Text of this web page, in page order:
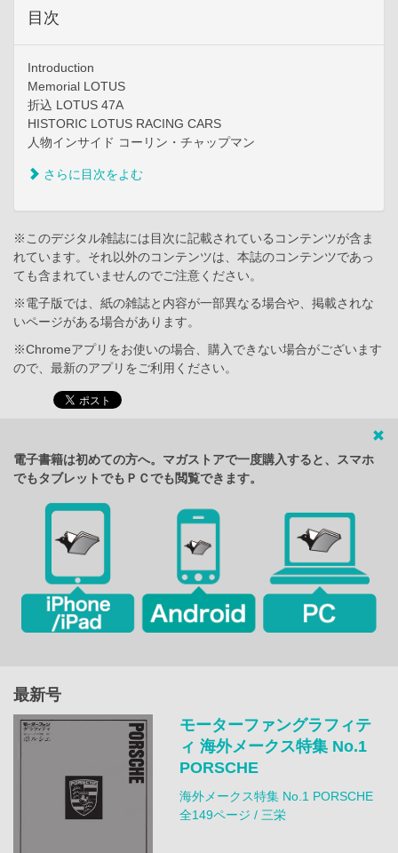
目次
Introduction
Memorial LOTUS
折込 LOTUS 47A
HISTORIC LOTUS RACING CARS
人物インサイド コーリン・チャップマン
さらに目次をよむ
※このデジタル雑誌には目次に記載されているコンテンツが含ま
れています。それ以外のコンテンツは、本誌のコンテンツであっ
ても含まれていませんのでご注意ください。
※電子版では、紙の雑誌と内容が一部異なる場合や、掲載されな
いページがある場合があります。
※Chromeアプリをお使いの場合、購入できない場合がございます
ので、最新のアプリをご利用ください。
電子書籍は初めての方へ。マガストアで一度購入すると、スマホ
でもタブレットでもＰＣでも閲覧できます。
最新号
モーターファングラフィテ
ィ 海外メークス特集 No.1
PORSCHE
海外メークス特集 No.1 PORSCHE
全149ページ / 三栄